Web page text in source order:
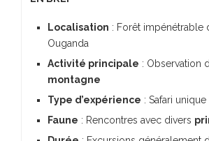
Localisation : Forêt impénétrable
Ouganda
Activité principale : Observation
montagne
Type d’expérience : Safari
Faune : Rencontres avec divers